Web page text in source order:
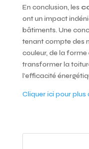
En conclusion, les
ont un impact
bâtiments. Une
tenant compte des
couleur, de la
transformer la
l’efficacité
Cliquer ici pour plus